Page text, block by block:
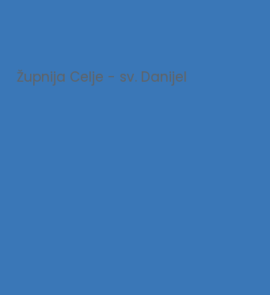
Župnija Celje - sv. Danijel